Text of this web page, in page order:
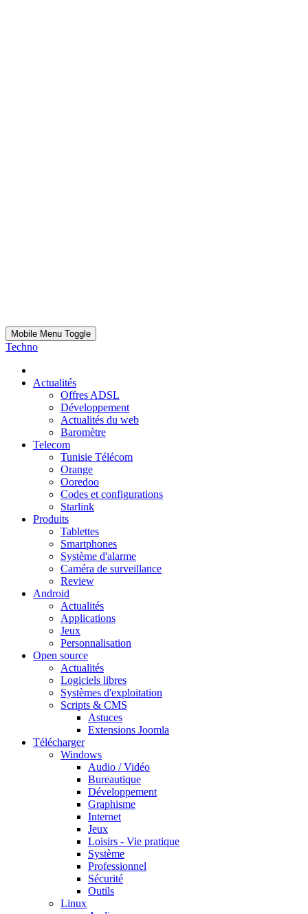
Mobile Menu Toggle
Techno
Actualités
Offres ADSL
Développement
Actualités du web
Baromètre
Telecom
Tunisie Télécom
Orange
Ooredoo
Codes et configurations
Starlink
Produits
Tablettes
Smartphones
Système d'alarme
Caméra de surveillance
Review
Android
Actualités
Applications
Jeux
Personnalisation
Open source
Actualités
Logiciels libres
Systèmes d'exploitation
Scripts & CMS
Astuces
Extensions Joomla
Télécharger
Windows
Audio / Vidéo
Bureautique
Développement
Graphisme
Internet
Jeux
Loisirs - Vie pratique
Système
Professionnel
Sécurité
Outils
Linux